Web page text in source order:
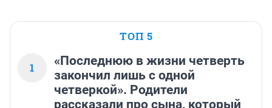
ТОП 5
1
«Последнюю в жизни четверть
закончил лишь с одной
четверкой». Родители
рассказали про сына, который